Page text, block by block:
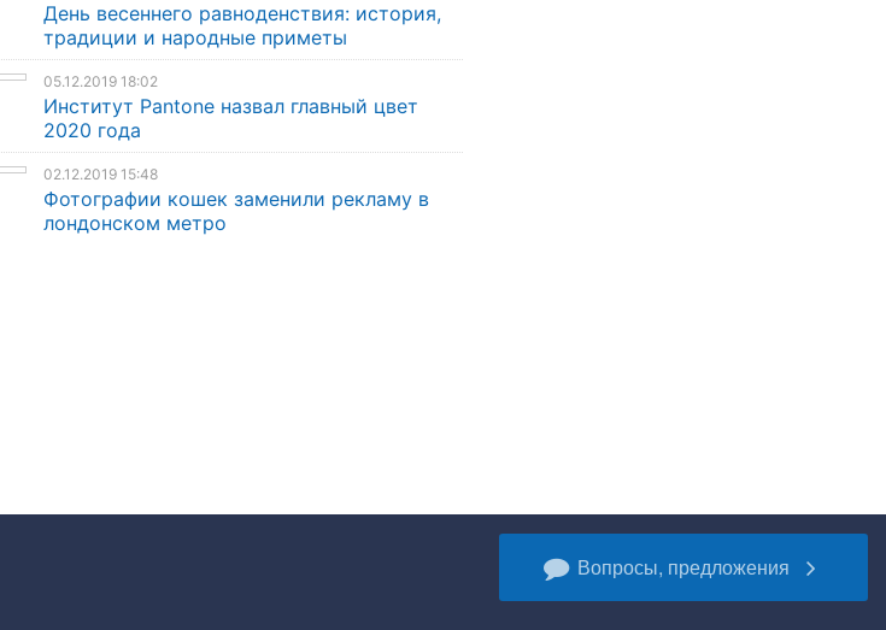
День весеннего равноденствия: история,
традиции и народные приметы
05.12.2019 18:02
Институт Pantone назвал главный цвет
2020 года
02.12.2019 15:48
Фотографии кошек заменили рекламу в
лондонском метро
Вопросы, предложения